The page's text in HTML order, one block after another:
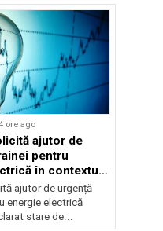
ore ago
ajutor de
pentru
în contextul
ajutor de urgență
energie electrică
stare de...